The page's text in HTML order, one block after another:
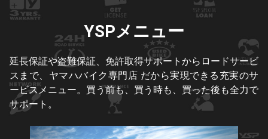
YSPメニュー
延長保証や盗難保証、免許取得サポートからロードサービ
スまで、ヤマハバイク専門店 だから実現できる充実のサ
ービスメニュー。買う前も、買う時も、買った後も全力で
サポート。